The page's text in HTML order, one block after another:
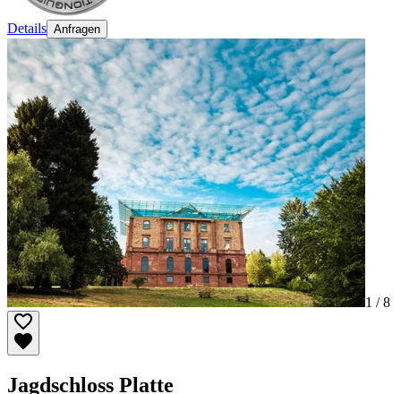
Details Anfragen
1 /8
Jagdschloss Platte